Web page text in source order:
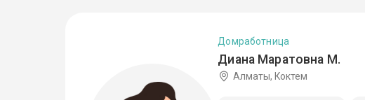
Диана Маратовна М.
Домработница
Алматы, Коктем